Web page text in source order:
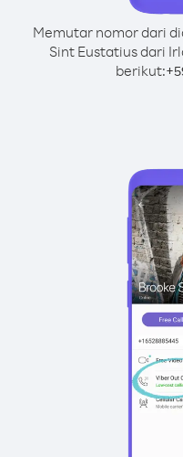
Memutar nomor dari
Sint Eustatius dari
berikut:+